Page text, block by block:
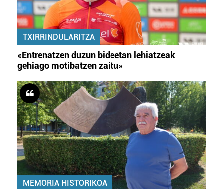
TXIRRINDULARITZA
«Entrenatzen duzun bideetan lehiatzeak
gehiago motibatzen zaitu»
MEMORIA HISTORIKOA